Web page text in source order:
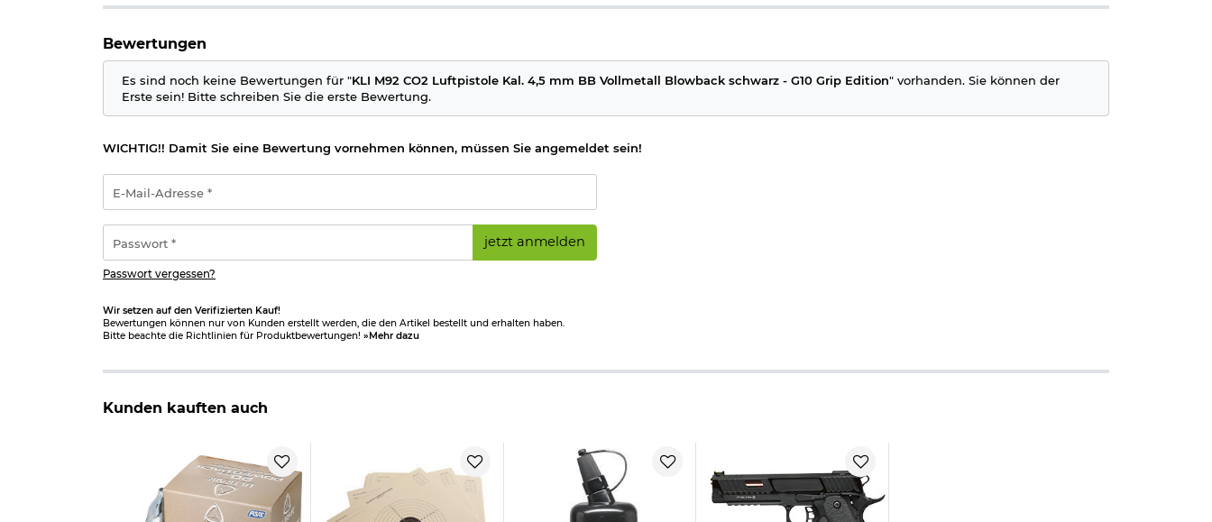
Leistung: max. 1,7 Joule
Visierung: Kimme und Korn
Sicherung: Hammersicherung
Material Schlitten: Metall
Material Gehäuse: Metall
Farbe: schwarz
Hersteller: Krown Land Industries / Made by SRC
Direkt mitbestellen: Zum Schießen wird noch eine 12g-CO2 Kapsel und Stahlrundkugeln im Kaliber 4,5 mm BB benötigt.
Artikel frei ab 18 Jahren - Dieser Artikel kann nur versendet werden, wenn Sie uns einen
Altersnachweis
zusenden, sofern uns dieser noch nicht vorliegt.
Bewertungen
Es sind noch keine Bewertungen für "KLI M92 CO2 Luftpistole Kal. 4,5 mm BB Vollmetall Blowback schwarz - G10 Grip Edition" vorhanden. Sie können der
Erste sein! Bitte schreiben Sie die erste Bewertung.
WICHTIG!! Damit Sie eine Bewertung vornehmen können, müssen Sie angemeldet sein!
Mail-
Adresse
*
jetzt anmelden
Passwort vergessen?
Wir setzen auf den Verifizierten Kauf!
Bewertungen können nur von Kunden erstellt werden, die den Artikel bestellt und erhalten haben.
Bitte beachte die Richtlinien für Produktbewertungen! »Mehr dazu
Kunden kauften auch